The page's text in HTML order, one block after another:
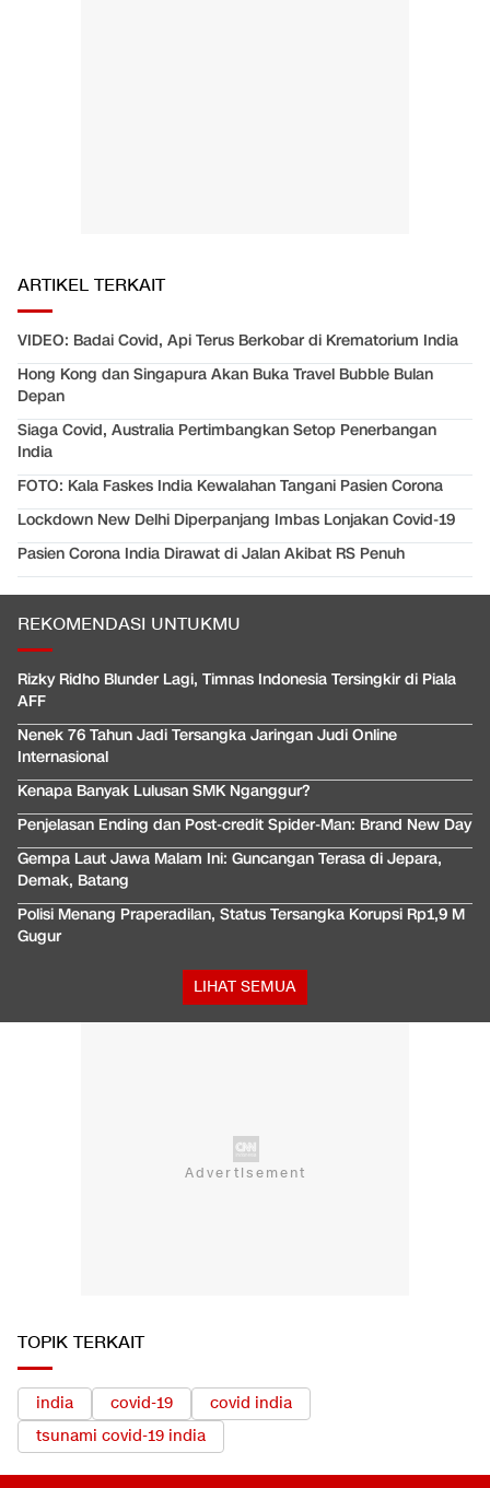
ARTIKEL TERKAIT
VIDEO: Badai Covid, Api Terus Berkobar di Krematorium India
Hong Kong dan Singapura Akan Buka Travel Bubble Bulan
Depan
Siaga Covid, Australia Pertimbangkan Setop Penerbangan
India
FOTO: Kala Faskes India Kewalahan Tangani Pasien Corona
Lockdown New Delhi Diperpanjang Imbas Lonjakan Covid-19
Pasien Corona India Dirawat di Jalan Akibat RS Penuh
REKOMENDASI UNTUKMU
Rizky Ridho Blunder Lagi, Timnas Indonesia Tersingkir di Piala
AFF
Nenek 76 Tahun Jadi Tersangka Jaringan Judi Online
Internasional
Kenapa Banyak Lulusan SMK Nganggur?
Penjelasan Ending dan Post-credit Spider-Man: Brand New Day
Gempa Laut Jawa Malam Ini: Guncangan Terasa di Jepara,
Demak, Batang
Polisi Menang Praperadilan, Status Tersangka Korupsi Rp1,9 M
Gugur
LIHAT SEMUA
TOPIK TERKAIT
india covid-19
covid india
tsunami covid-19 india